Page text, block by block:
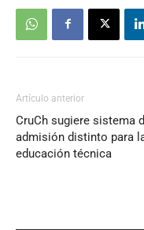
Artículo anterior
CruCh sugiere sistema
admisión distinto para
educación técnica